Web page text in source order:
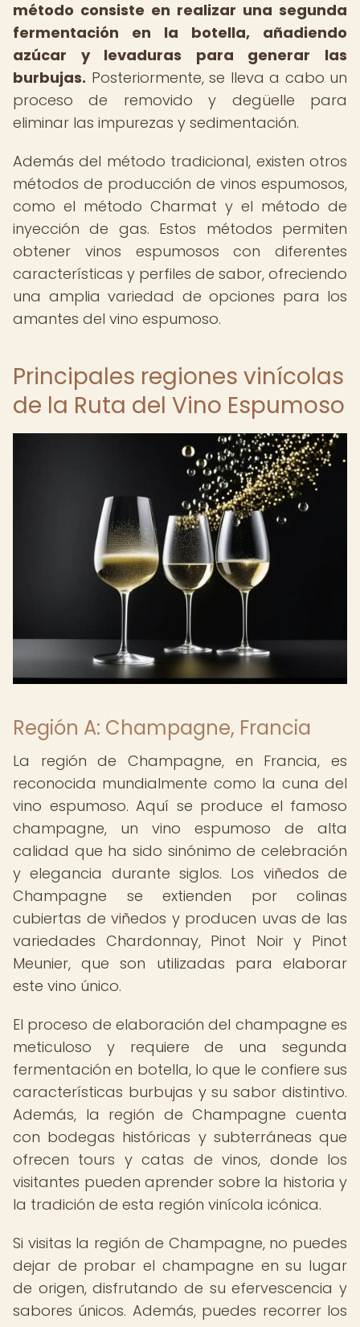
método consiste en realizar una segunda
fermentación en la botella, añadiendo
azúcar y levaduras para generar las
burbujas. Posteriormente, se lleva a cabo un
proceso de removido y degüelle para
eliminar las impurezas y sedimentación.
Además del método tradicional, existen otros
métodos de producción de vinos espumosos,
como el método Charmat y el método de
inyección de gas. Estos métodos permiten
obtener vinos espumosos con diferentes
características y perfiles de sabor, ofreciendo
una amplia variedad de opciones para los
amantes del vino espumoso.
Principales regiones vinícolas
de la Ruta del Vino Espumoso
Región A: Champagne, Francia
La región de Champagne, en Francia, es
reconocida mundialmente como la cuna del
vino espumoso. Aquí se produce el famoso
champagne, un vino espumoso de alta
calidad que ha sido sinónimo de celebración
y elegancia durante siglos. Los viñedos de
Champagne se extienden por colinas
cubiertas de viñedos y producen uvas de las
variedades Chardonnay, Pinot Noir y Pinot
Meunier, que son utilizadas para elaborar
este vino único.
El proceso de elaboración del champagne es
meticuloso y requiere de una segunda
fermentación en botella, lo que le confiere sus
características burbujas y su sabor distintivo.
Además, la región de Champagne cuenta
con bodegas históricas y subterráneas que
ofrecen tours y catas de vinos, donde los
visitantes pueden aprender sobre la historia y
la tradición de esta región vinícola icónica.
Si visitas la región de Champagne, no puedes
dejar de probar el champagne en su lugar
de origen, disfrutando de su efervescencia y
sabores únicos. Además, puedes recorrer los